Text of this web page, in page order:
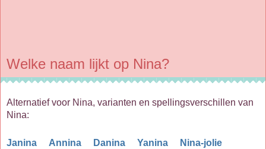
Welke naam lijkt op Nina?
Alternatief voor Nina, varianten en spellingsverschillen van
Nina:
Janina Annina Danina Yanina
Nina-jolie